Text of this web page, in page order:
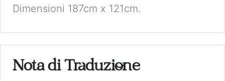
Dimensioni 187cm x 121cm.
Nota di Traduzione